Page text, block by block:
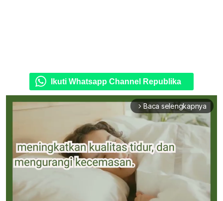
Ikuti Whatsapp Channel Republika
arrow_forward_ios Baca selengkapnya